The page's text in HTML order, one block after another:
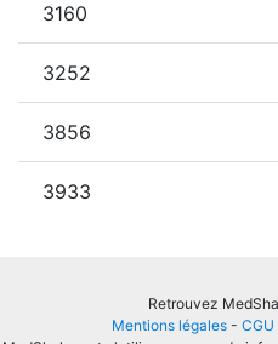
3160
3252
3856
3933
Retrouvez
Mentions légales - CGU